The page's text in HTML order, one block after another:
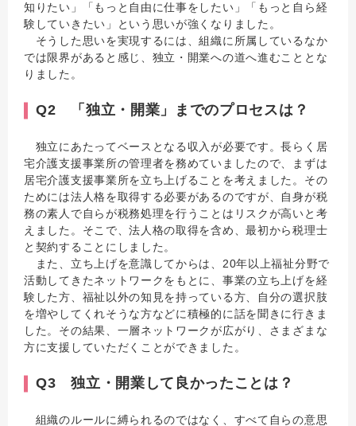
知りたい」「もっと自由に仕事をしたい」「もっと自ら経
験していきたい」という思いが強くなりました。
そうした思いを実現するには、組織に所属しているなか
では限界があると感じ、独立・開業への道へ進むこととな
りました。
Q2 「独立・開業」までのプロセスは？
独立にあたってベースとなる収入が必要です。長らく居
宅介護支援事業所の管理者を務めていましたので、まずは
居宅介護支援事業所を立ち上げることを考えました。その
ためには法人格を取得する必要があるのですが、自身が税
務の素人で自らが税務処理を行うことはリスクが高いと考
えました。そこで、法人格の取得を含め、最初から税理士
と契約することにしました。
また、立ち上げを意識してからは、20年以上福祉分野で
活動してきたネットワークをもとに、事業の立ち上げを経
験した方、福祉以外の知見を持っている方、自分の選択肢
を増やしてくれそうな方などに積極的に話を聞きに行きま
した。その結果、一層ネットワークが広がり、さまざまな
方に支援していただくことができました。
Q3 独立・開業して良かったことは？
組織のルールに縛られるのではなく、すべて自らの意思